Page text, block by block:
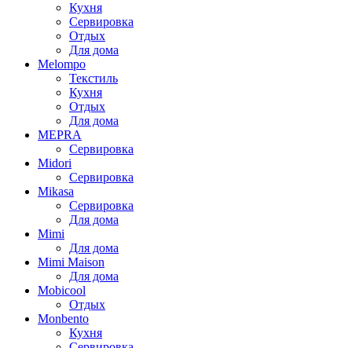
Кухня
Сервировка
Отдых
Для дома
Melompo
Текстиль
Кухня
Отдых
Для дома
MEPRA
Сервировка
Midori
Сервировка
Mikasa
Сервировка
Для дома
Mimi
Для дома
Mimi Maison
Для дома
Mobicool
Отдых
Monbento
Кухня